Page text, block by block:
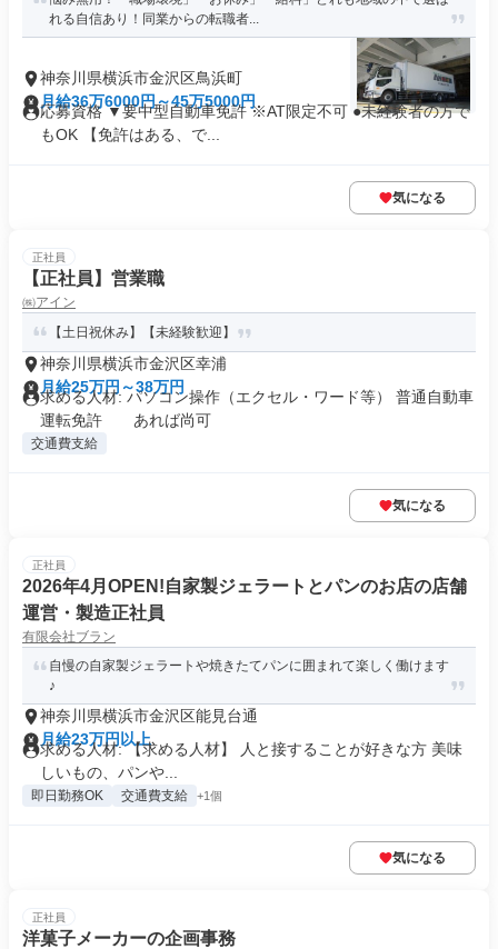
れる自信あり！同業からの転職者...
神奈川県横浜市金沢区鳥浜町
月給36万6000円～45万5000円
応募資格 ▼要中型自動車免許 ※AT限定不可 ●未経験者の方で
もOK 【免許はある、で...
気になる
正社員
【正社員】営業職
㈱アイン
【土日祝休み】【未経験歓迎】
神奈川県横浜市金沢区幸浦
月給25万円～38万円
求める人材: パソコン操作（エクセル・ワード等） 普通自動車
運転免許 あれば尚可
交通費支給
気になる
正社員
2026年4月OPEN!自家製ジェラートとパンのお店の店舗
運営・製造正社員
有限会社ブラン
自慢の自家製ジェラートや焼きたてパンに囲まれて楽しく働けます
♪
神奈川県横浜市金沢区能見台通
月給23万円以上
求める人材: 【求める人材】 ​人と接することが好きな方 ​美味
しいもの、パンや...
即日勤務OK 交通費支給 +1個
気になる
正社員
洋菓子メーカーの企画事務